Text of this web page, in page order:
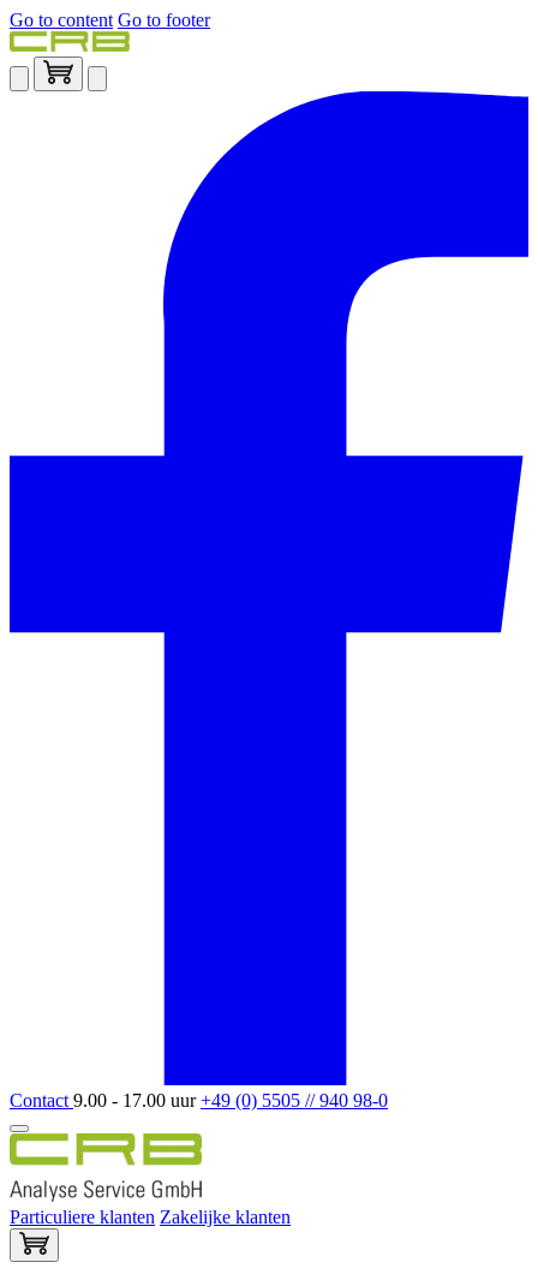
Go to content Go to footer
Contact 9.00 - 17.00 uur+49 (0) 5505 // 940 98-0
Particuliere klanten Zakelijke klanten